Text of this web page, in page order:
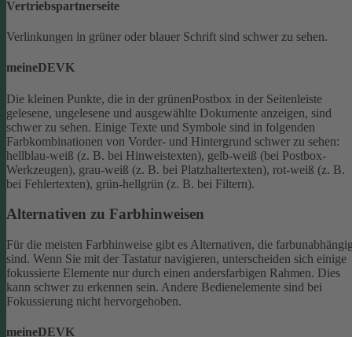
Vertriebspartnerseite
Verlinkungen in grüner oder blauer Schrift sind schwer zu sehen.
meineDEVK
Die kleinen Punkte, die in der grünenPostbox in der Seitenleiste
gelesene, ungelesene und ausgewählte Dokumente anzeigen, sind
schwer zu sehen. Einige Texte und Symbole sind in folgenden
Farbkombinationen von Vorder- und Hintergrund schwer zu sehen:
hellblau-weiß (z. B. bei Hinweistexten), gelb-weiß (bei Postbox-
Werkzeugen), grau-weiß (z. B. bei Platzhaltertexten), rot-weiß (z. B.
bei Fehlertexten), grün-hellgrün (z. B. bei Filtern).
Alternativen zu Farbhinweisen
Für die meisten Farbhinweise gibt es Alternativen, die
sind. Wenn Sie mit der Tastatur navigieren, unterscheiden sich einige
fokussierte Elemente nur durch einen andersfarbigen Rahmen. Dies
kann schwer zu erkennen sein. Andere Bedienelemente sind bei
Fokussierung nicht hervorgehoben.
meineDEVK